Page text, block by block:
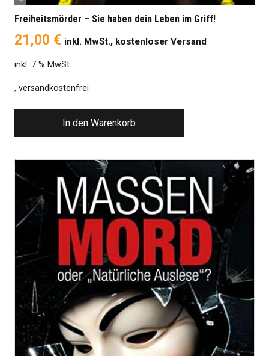
Freiheitsmörder – Sie haben dein Leben im Griff!
21,00 € inkl. MwSt., kostenloser Versand
inkl. 7 % MwSt.
, versandkostenfrei
In den Warenkorb